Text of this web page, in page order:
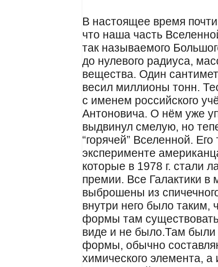
В настоящее время
что наша часть
так называемого
до нулевого радиуса,
вещества. Один
весил миллионы тонн.
с именем российского
Антоновича. О нём уже
выдвинул смелую, но
“горячей” Вселенной.
эксперименте
которые в 1978 г. стали
премии. Все Галактики в
выброшены из
внутри него было таким,
формы там
виде и не было.Там
формы, обычно
химического элемента,